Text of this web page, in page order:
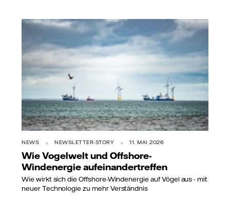
NEWS NEWSLETTER-STORY 11. MAI 2026
Wie Vogelwelt und Offshore-
Windenergie aufeinandertreffen
Wie wirkt sich die Offshore-Windenergie auf Vögel aus - mit
neuer Technologie zu mehr Verständnis